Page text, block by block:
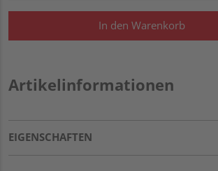
In den Warenkorb
Artikelinformationen
EIGENSCHAFTEN